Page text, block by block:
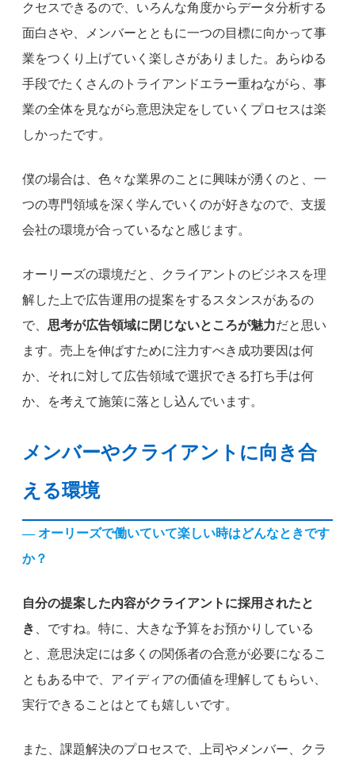
クセスできるので、いろんな角度からデータ分析する
面白さや、メンバーとともに一つの目標に向かって事
業をつくり上げていく楽しさがありました。あらゆる
手段でたくさんのトライアンドエラー重ねながら、事
業の全体を見ながら意思決定をしていくプロセスは楽
しかったです。
僕の場合は、色々な業界のことに興味が湧くのと、一
つの専門領域を深く学んでいくのが好きなので、支援
会社の環境が合っているなと感じます。
オーリーズの環境だと、クライアントのビジネスを理
解した上で広告運用の提案をするスタンスがあるの
で、 思考が広告領域に閉じないところが魅力だと思い
ます。売上を伸ばすために注力すべき成功要因は何
か、それに対して広告領域で選択できる打ち手は何
か、を考えて施策に落とし込んでいます。
メンバーやクライアントに向き合
える環境
— オーリーズで働いていて楽しい時はどんなときです
か？
自分の提案した内容がクライアントに採用されたと
き 、ですね。特に、大きな予算をお預かりしている
と、意思決定には多くの関係者の合意が必要になるこ
ともある中で、アイディアの価値を理解してもらい、
実行できることはとても嬉しいです。
また、課題解決のプロセスで、上司やメンバー、クラ